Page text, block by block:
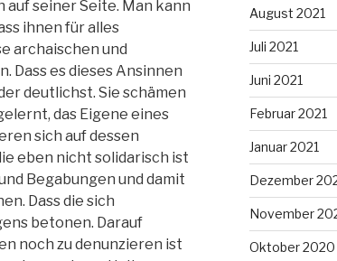
seiner Seite. Man kann
ihnen für alles
archaischen und
Dass es dieses Ansinnen
deutlichst. Sie schämen
das Eigene eines
sich auf dessen
eben nicht solidarisch ist
Begabungen und damit
Dass die sich
betonen. Darauf
noch zu denunzieren ist
August 2021
Juli 2021
Juni 2021
Februar 2021
Januar 2021
Dezember
November
Oktober 2020